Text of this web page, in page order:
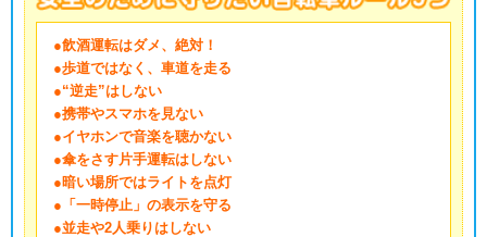
●飲酒運転はダメ、絶対！
●歩道ではなく、車道を走る
●“逆走”はしない
●携帯やスマホを見ない
●イヤホンで音楽を聴かない
●傘をさす片手運転はしない
●暗い場所ではライトを点灯
●「一時停止」の表示を守る
●並走や2人乗りはしない